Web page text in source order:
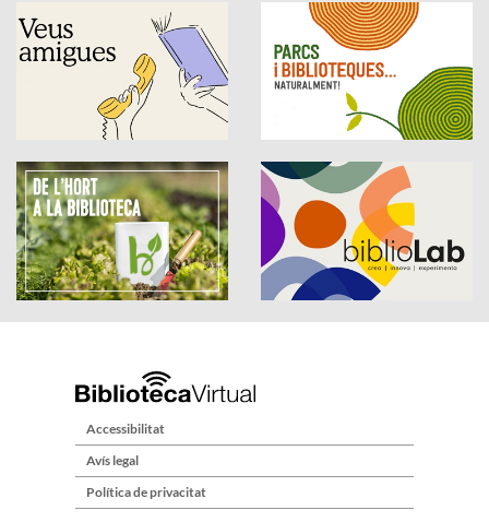
Accessibilitat
Avís legal
Política de privacitat